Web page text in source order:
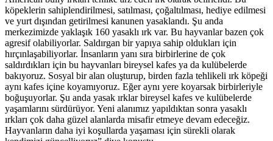
köpeklerin sahiplendirilmesi, satılması, çoğaltılması, hediye edilmesi
ve yurt dışından getirilmesi kanunen yasaklandı. Şu anda
merkezimizde yaklaşık 160 yasaklı ırk var. Bu hayvanlar bazen çok
agresif olabiliyorlar. Saldırgan bir yapıya sahip oldukları için
hırçınlaşabiliyorlar. İnsanların yanı sıra birbirlerine de çok
saldırdıkları için bu hayvanları bireysel kafes ya da kulübelerde
bakıyoruz. Sosyal bir alan oluşturup, birden fazla tehlikeli ırk köpeği
aynı kafes içine koyamıyoruz. Eğer aynı yere koyarsak birbirleriyle
boğuşuyorlar. Şu anda yasak ırklar bireysel kafes ve kulübelerde
yaşamlarını sürdürüyor. Yeni alanımız yapıldıktan sonra yasaklı
ırkları çok daha güzel alanlarda misafir etmeye devam edeceğiz.
Hayvanların daha iyi koşullarda yaşaması için sürekli olarak